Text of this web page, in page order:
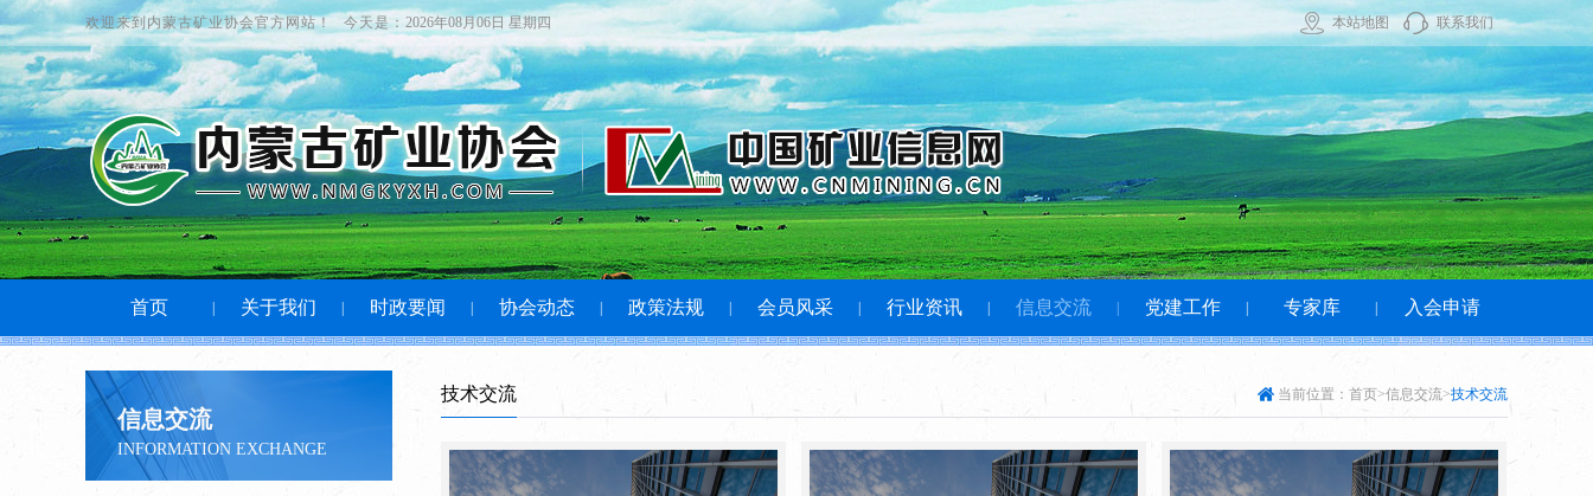
本站地图 联系我们
欢迎来到内蒙古矿业协会官方网站！ 今天是： 2026年08月06日 星期四
首页 关于我们 时政要闻 协会动态 政策法规 会员风采 行业资讯 信息交流 党建工作 专家库 入会申请
信息交流
INFORMATION EXCHANGE
当前位置： 首页>信息交流>技术交流
技术交流